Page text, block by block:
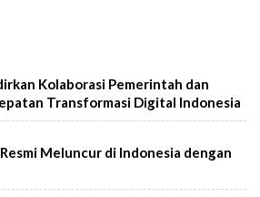
Kolaborasi Pemerintah dan
Transformasi Digital Indonesia
Meluncur di Indonesia dengan